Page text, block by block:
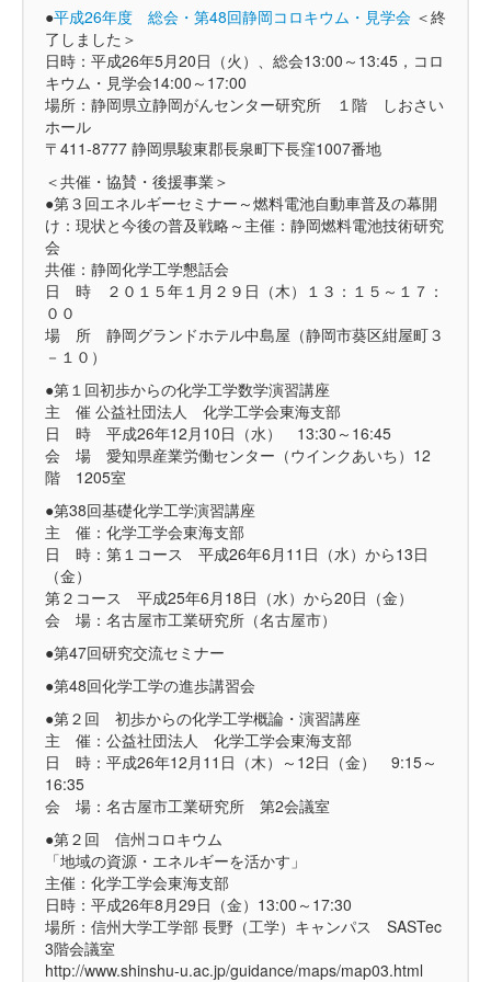
●平成26年度 総会・第48回静岡コロキウム・見学会 ＜終
了しました＞
日時：平成26年5月20日（火）、総会13:00～13:45，コロ
キウム・見学会14:00～17:00
場所：静岡県立静岡がんセンター研究所 １階 しおさい
ホール
〒411-8777 静岡県駿東郡長泉町下長窪1007番地
＜共催・協賛・後援事業＞
●第３回エネルギーセミナー～燃料電池自動車普及の幕開
け：現状と今後の普及戦略～主催：静岡燃料電池技術研究
会
共催：静岡化学工学懇話会
日 時 ２０１５年１月２９日（木）１３：１５～１７：
００
場 所 静岡グランドホテル中島屋（静岡市葵区紺屋町３
－１０）
●第１回初歩からの化学工学数学演習講座
主 催 公益社団法人 化学工学会東海支部
日 時 平成26年12月10日（水） 13:30～16:45
会 場 愛知県産業労働センター（ウインクあいち）12
階 1205室
●第38回基礎化学工学演習講座
主 催：化学工学会東海支部
日 時：第１コース 平成26年6月11日（水）から13日
（金）
第２コース 平成25年6月18日（水）から20日（金）
会 場：名古屋市工業研究所（名古屋市）
●第47回研究交流セミナー
●第48回化学工学の進歩講習会
●第２回 初歩からの化学工学概論・演習講座
主 催：公益社団法人 化学工学会東海支部
日 時：平成26年12月11日（木）～12日（金） 9:15～
16:35
会 場：名古屋市工業研究所 第2会議室
●第２回 信州コロキウム
「地域の資源・エネルギーを活かす」
主催：化学工学会東海支部
日時：平成26年8月29日（金）13:00～17:30
場所：信州大学工学部 長野（工学）キャンパス SASTec
3階会議室
http://www.shinshu-u.ac.jp/guidance/maps/map03.html